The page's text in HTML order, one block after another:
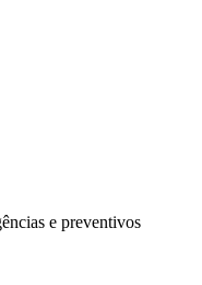
e preventivos